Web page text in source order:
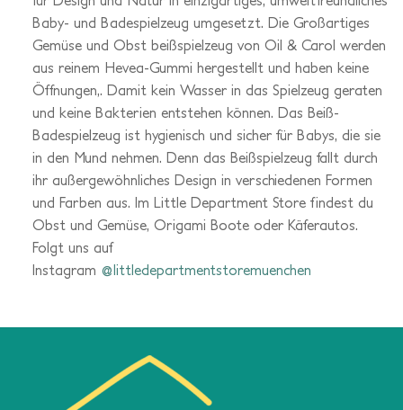
Baby- und Badespielzeug umgesetzt. Die Großartiges
Gemüse und Obst beißspielzeug von Oil & Carol werden
aus reinem Hevea-Gummi hergestellt und haben keine
Öffnungen,. Damit kein Wasser in das Spielzeug geraten
und keine Bakterien entstehen können. Das Beiß-
Badespielzeug ist hygienisch und sicher für Babys, die sie
in den Mund nehmen. Denn das Beißspielzeug fallt durch
ihr außergewöhnliches Design in verschiedenen Formen
und Farben aus. Im Little Department Store findest du
Obst und Gemüse, Origami Boote oder Käferautos.
Folgt uns auf
Instagram @littledepartmentstoremuenchen